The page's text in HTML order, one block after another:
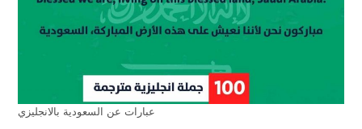
عبارات عن السعودية بالانجليزي